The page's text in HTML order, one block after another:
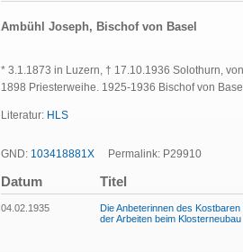
Ambühl Joseph, Bischof von Basel
* 3.1.1873 in Luzern, † 17.10.1936 Solothurn,
1898 Priesterweihe. 1925-1936 Bischof von
Literatur: HLS
GND: 103418881X Permalink: P29910
Datum Titel
04.02.1935
Die Anbeterinnen des
der Arbeiten beim Klosterneubau